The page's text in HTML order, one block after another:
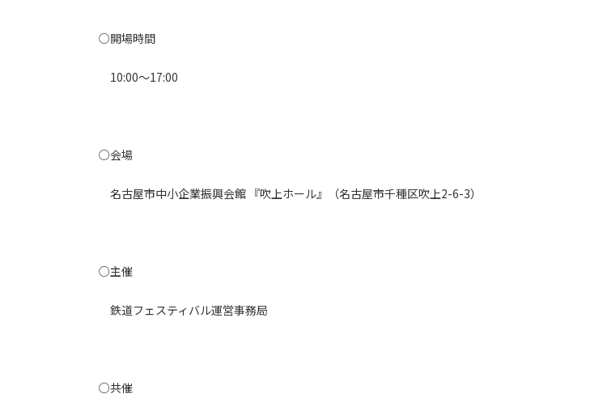
○開場時間
10:00～17:00
○会場
名古屋市中小企業振興会館 『吹上ホール』（名古屋市千種区吹上2-6-3）
○主催
鉄道フェスティバル運営事務局
○共催